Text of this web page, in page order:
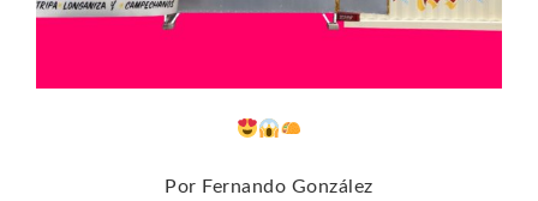
Por Fernando González